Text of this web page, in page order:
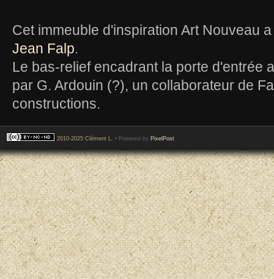
Cet immeuble d'inspiration Art Nouveau
Jean Falp.
Le bas-relief encadrant la porte d'entrée
par G. Ardouin (?), un collaborateur de
constructions.
2010-2025 Clément L. • Powered by PixelPost